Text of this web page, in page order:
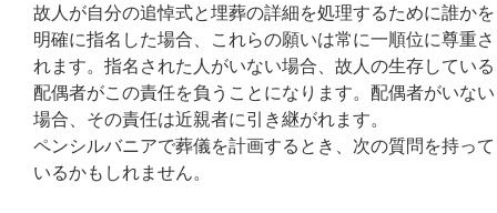
故人が自分の追悼式と埋葬の詳細を処理するために誰かを
明確に指名した場合、これらの願いは常に一順位に尊重さ
れます。指名された人がいない場合、故人の生存している
配偶者がこの責任を負うことになります。配偶者がいない
場合、その責任は近親者に引き継がれます。
ペンシルバニアで葬儀を計画するとき、次の質問を持って
いるかもしれません。